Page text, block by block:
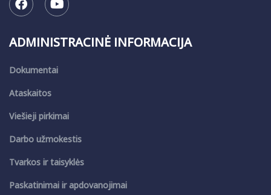
ADMINISTRACINĖ INFORMACIJA
Dokumentai
Ataskaitos
Viešieji pirkimai
Darbo užmokestis
Tvarkos ir taisyklės
Paskatinimai ir apdovanojimai